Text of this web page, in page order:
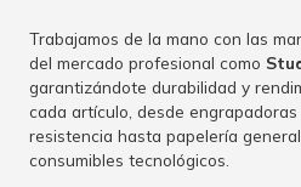
Trabajamos de la mano con las
del mercado profesional como
garantizándote durabilidad y
cada artículo, desde
resistencia hasta papelería
consumibles tecnológicos.